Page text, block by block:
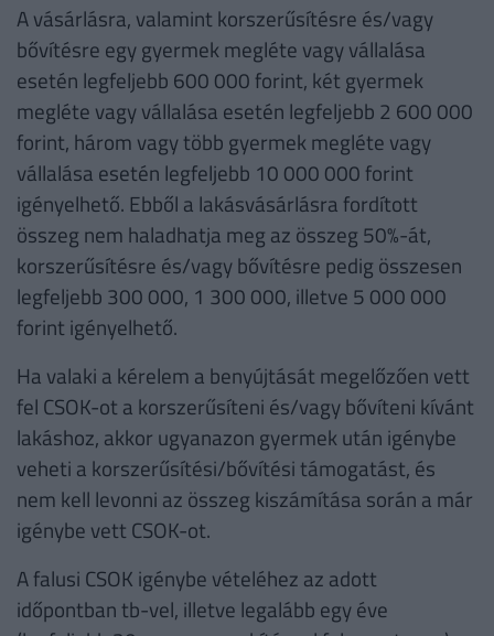
A vásárlásra, valamint korszerűsítésre és/vagy
bővítésre egy gyermek megléte vagy vállalása
esetén legfeljebb 600 000 forint, két gyermek
megléte vagy vállalása esetén legfeljebb 2 600 000
forint, három vagy több gyermek megléte vagy
vállalása esetén legfeljebb 10 000 000 forint
igényelhető. Ebből a lakásvásárlásra fordított
összeg nem haladhatja meg az összeg 50%-át,
korszerűsítésre és/vagy bővítésre pedig összesen
legfeljebb 300 000, 1 300 000, illetve 5 000 000
forint igényelhető.
Ha valaki a kérelem a benyújtását megelőzően vett
fel CSOK-ot a korszerűsíteni és/vagy bővíteni kívánt
lakáshoz, akkor ugyanazon gyermek után igénybe
veheti a korszerűsítési/bővítési támogatást, és
nem kell levonni az összeg kiszámítása során a már
igénybe vett CSOK-ot.
A falusi CSOK igénybe vételéhez az adott
időpontban tb-vel, illetve legalább egy éve